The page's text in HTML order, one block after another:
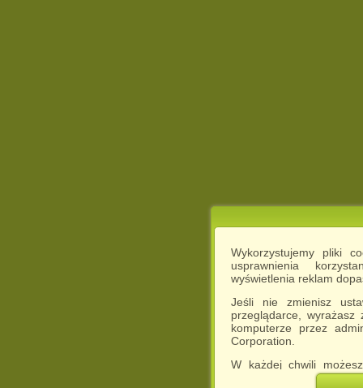
Wykorzystujemy pliki
usprawnienia
wyświetlenia reklam
Jeśli nie zmienisz
przeglądarce,
komputerze przez
Corporation.
W każdej chwili
cookies w swojej